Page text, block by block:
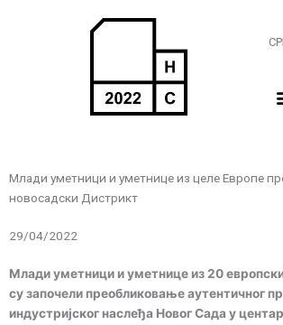
Млади уметници и уметнице из целе Европе
новосадски Дистрикт
29/04/2022
Млади уметници и уметнице из 20
су започели преобликовање аутентичног
индустријског наслеђа Новог Сада у